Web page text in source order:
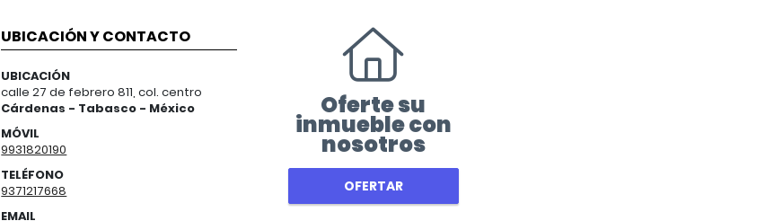
UBICACIÓN Y CONTACTO
UBICACIÓN
calle 27 de febrero 811, col. centro
Cárdenas - Tabasco - México
MÓVIL
9931820190
TELÉFONO
9371217668
EMAIL
Oferte su
inmueble con
nosotros
OFERTAR